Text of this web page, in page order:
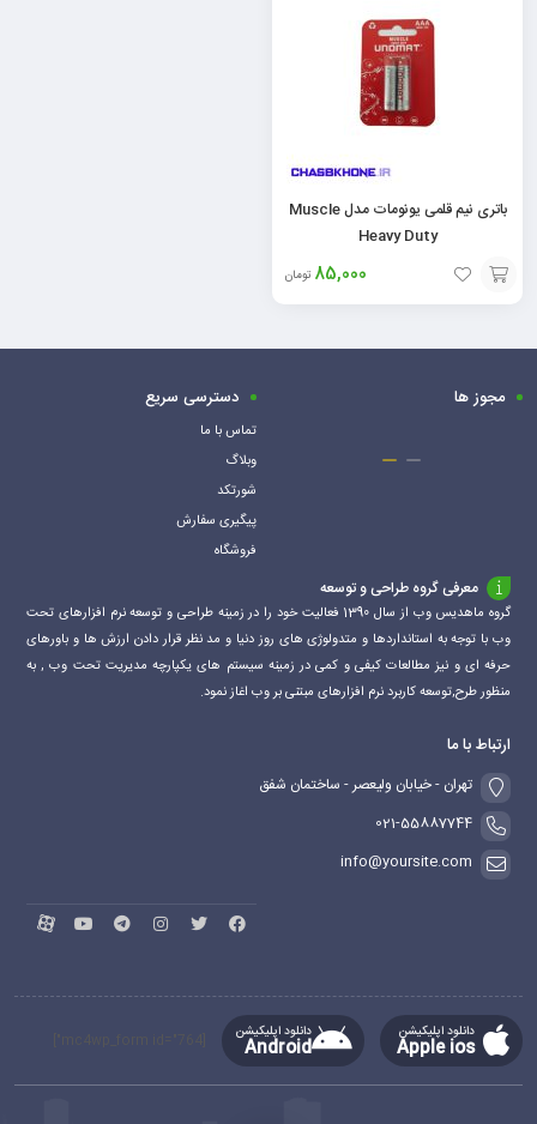
باتری نیم قلمی یونومات مدل Muscle
Heavy Duty
85,000 تومان
افزودن
به
مجوز ها دسترسی سریع
تماس با ما
وبلاگ
شورتکد
پیگیری سفارش
فروشگاه
معرفی گروه طراحی و توسعه
گروه ماهدیس وب از سال 1390 فعالیت خود را در زمینه طراحی و توسعه نرم افزارهای تحت
وب با توجه به استانداردها و متدولوژی های روز دنیا و مد نظر قرار دادن ارزش ها و باورهای
حرفه ای و نیز مطالعات کیفی و کمی در زمینه سیستم های یکپارچه مدیریت تحت وب , به
منظور طرح,توسعه کاربرد نرم افزارهای مبتنی بر وب اغاز نمود.
ارتباط با ما
تهران - خیابان ولیعصر - ساختمان شفق
021-55887744
info@yoursite.com
دانلود اپلیکیشن
Apple ios
دانلود اپلیکیشن
Android